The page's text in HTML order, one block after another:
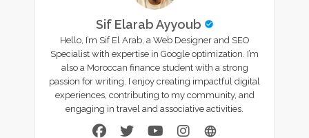
Sif Elarab Ayyoub
Hello, I’m Sif El Arab, a Web Designer and SEO
Specialist with expertise in Google optimization. I’m
also a Moroccan finance student with a strong
passion for writing. I enjoy creating impactful digital
experiences, contributing to my community, and
engaging in travel and associative activities.